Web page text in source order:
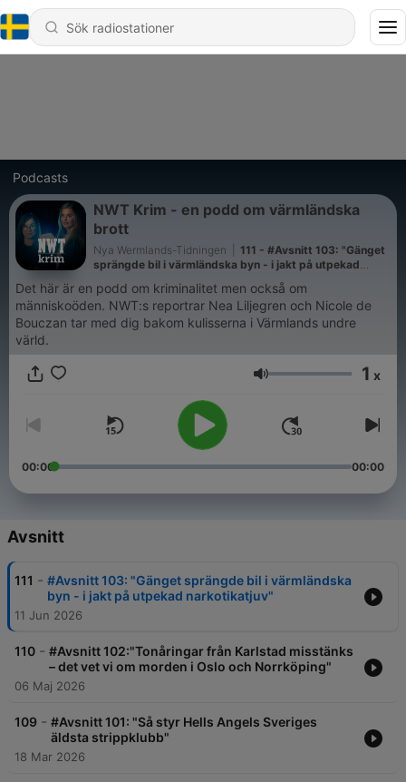
Podcasts
NWT Krim - en podd om värmländska
brott
Nya Wermlands-Tidningen
111 - #Avsnitt 103: "Gänget
sprängde bil i värmländska byn - i jakt på utpekad
Det här är en podd om kriminalitet men också om
människoöden. NWT:s reportrar Nea Liljegren och Nicole de
Bouczan tar med dig bakom kulisserna i Värmlands undre
värld.
Volym 1 x
00:00 00:00
Avsnitt
111 - #Avsnitt 103: "Gänget sprängde bil i värmländska
byn - i jakt på utpekad narkotikatjuv"
11 Jun 2026
110 - #Avsnitt 102:"Tonåringar från Karlstad misstänks
– det vet vi om morden i Oslo och Norrköping"
06 Maj 2026
109 - #Avsnitt 101: "Så styr Hells Angels Sveriges
äldsta strippklubb"
18 Mar 2026